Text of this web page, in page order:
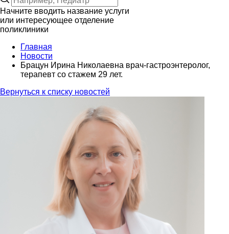
Начните вводить название услуги
или интересующее отделение
поликлиники
Главная
Новости
Брацун Ирина Николаевна врач-гастроэнтеролог,
терапевт со стажем 29 лет.
Вернуться к списку новостей